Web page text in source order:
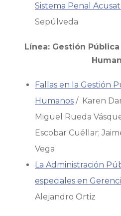
Sistema Penal
Sepúlveda
Línea: Gestión
Fallas en la Gestión
Humanos / Karen
Miguel Rueda
Escobar Cuéllar;
Vega
La Administración
especiales en
Alejandro Ortiz